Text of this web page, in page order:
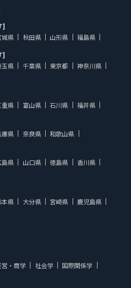
]
城県 秋田県 山形県
福島県
]
玉県 千葉県 東京都
神奈川県
重県 富山県 石川県
福井県
庫県 奈良県
和歌山県
島県 山口県 徳島県
香川県
本県 大分県 宮崎県
鹿児島県
・商学 社会学
国際関係学